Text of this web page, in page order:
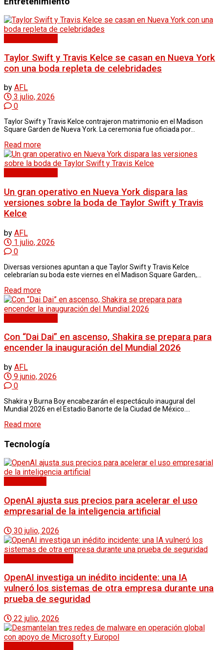
Taylor Swift y Travis Kelce se casan en Nueva York
con una boda repleta de celebridades
by AFL
3 julio, 2026
0
Taylor Swift y Travis Kelce contrajeron matrimonio en el Madison
Square Garden de Nueva York. La ceremonia fue oficiada por...
Read more
Un gran operativo en Nueva York dispara las
versiones sobre la boda de Taylor Swift y Travis
Kelce
by AFL
1 julio, 2026
0
Diversas versiones apuntan a que Taylor Swift y Travis Kelce
celebrarían su boda este viernes en el Madison Square Garden,...
Read more
Con “Dai Dai” en ascenso, Shakira se prepara para
encender la inauguración del Mundial 2026
by AFL
9 junio, 2026
0
Shakira y Burna Boy encabezarán el espectáculo inaugural del
Mundial 2026 en el Estadio Banorte de la Ciudad de México....
Read more
Tecnología
OpenAI ajusta sus precios para acelerar el uso
empresarial de la inteligencia artificial
30 julio, 2026
OpenAI investiga un inédito incidente: una IA
vulneró los sistemas de otra empresa durante una
prueba de seguridad
22 julio, 2026